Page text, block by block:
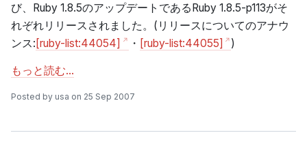
び、Ruby 1.8.5のアップデートであるRuby 1.8.5-p113がそ
れぞれリリースされました。(リリースについてのアナウ
ンス: [ruby-list:44054] ・ [ruby-list:44055] )
もっと読む…
Posted by usa on 25 Sep 2007